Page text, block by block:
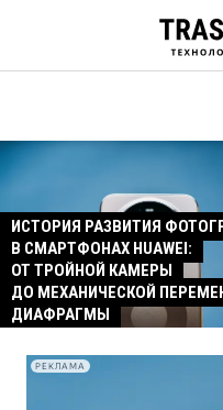
ИСТОРИЯ РАЗВИТИЯ
В СМАРТФОНАХ HUAWEI:
ОТ ТРОЙНОЙ КАМЕРЫ
ДО МЕХАНИЧЕСКОЙ
ДИАФРАГМЫ
РЕКЛАМА